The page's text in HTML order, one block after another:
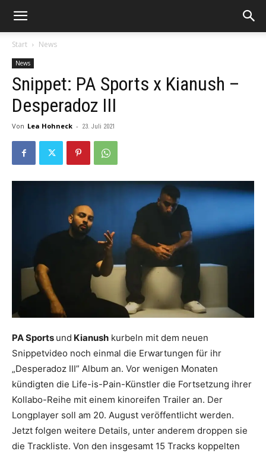
Start News
News
Snippet: PA Sports x Kianush –
Desperadoz III
Von Lea Hohneck - 23. Juli 2021
PA Sports und Kianush kurbeln mit dem neuen
Snippetvideo noch einmal die Erwartungen für ihr
„Desperadoz III” Album an. Vor wenigen Monaten
kündigten die Life-is-Pain-Künstler die Fortsetzung ihrer
Kollabo-Reihe mit einem kinoreifen Trailer an. Der
Longplayer soll am 20. August veröffentlicht werden.
Jetzt folgen weitere Details, unter anderem droppen sie
die Trackliste. Von den insgesamt 15 Tracks koppelten